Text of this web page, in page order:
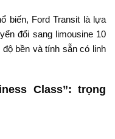
biến, Ford Transit là lựa
đổi sang limousine 10
bền và tính sẵn có linh
Class”: trọng